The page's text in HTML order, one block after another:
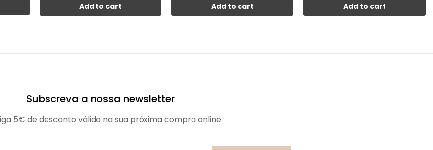
Add to cart Add to cart Add to cart
Subscreva a nossa newsletter
5€ de desconto válido na sua próxima compra online